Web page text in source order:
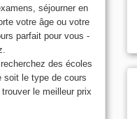
séjourner en
votre âge ou votre
parfait pour vous -
des écoles
soit le type de cours
le meilleur prix